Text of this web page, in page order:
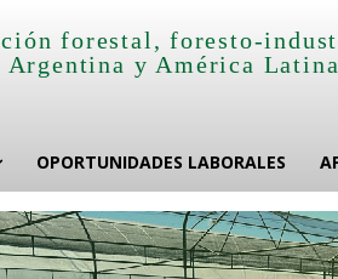
forestal, foresto-
Argentina y América
OPORTUNIDADES LABORALES